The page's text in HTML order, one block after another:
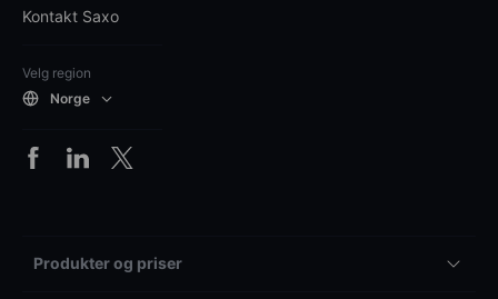
Kontakt Saxo
Velg region
Norge
Produkter og priser